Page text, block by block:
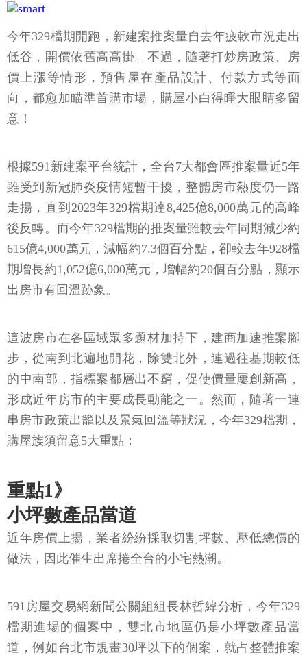
今年329檔期開跑，新建案推案量自去年疲軟市況走出
低谷，開價依舊高高掛。不過，隨著打炒房政策、房
價上漲等情形，預售屋在產品設計、付款方式等面
向，都愈加瞄準首購市場，購屋小白得睜大眼睛多留
意！
根據591新建案平台統計，全台7大都會區推案量近5年
雖受到新冠肺炎疫情短暫干擾，整體房市熱度仍一路
走揚，直到2023年329檔期達8,425億8,000萬元的高峰
後反轉。而今年329檔期的推案量雖較去年同期減少約
615億4,000萬元，減幅約7.3個百分點，卻較去年928檔
期增長約1,052億6,000萬元，增幅約20個百分點，顯示
出房市有回溫跡象。
這波房市在各區域眾多題材加持下，建商加速推案腳
步，從南到北遍地開花，除雙北外，連過往基期較低
的中南部，指標案都層出不窮，促使價量屢創新高，
形成近年房市的主要成長動能之一。然而，隨著一連
串房市政策出籠以及景氣回溫等狀況，今年329檔期，
購屋族須留意5大重點：
重點1》
小坪數產品當道
近年房價上揚，業者紛紛採取切割坪數、壓低總價的
做法，因此催生出席捲全台的小宅熱潮。
591房屋交易網新聞公關組組長林哲緯分析，今年329
檔期進場的個案中，雙北市地區仍是小坪數產品當
道，例如台北市規畫30坪以下的個案，就占整體推案